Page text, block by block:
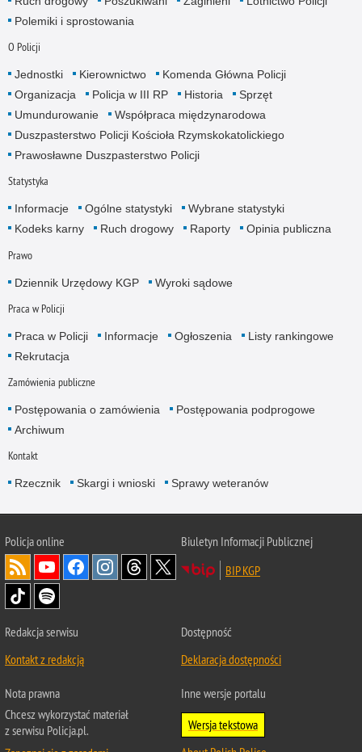
Polemiki i sprostowania
O Policji
Jednostki Kierownictwo
Komenda Główna Policji
Organizacja
Policja w III RP Historia
Sprzęt
Umundurowanie
Współpraca międzynarodowa
Duszpasterstwo Policji Kościoła Rzymskokatolickiego
Prawosławne Duszpasterstwo Policji
Statystyka
Informacje Ogólne statystyki
Wybrane statystyki
Kodeks karny
Ruch drogowy Raporty Opinia publiczna
Prawo
Dziennik Urzędowy KGP Wyroki sądowe
Praca w Policji
Praca w Policji Informacje Ogłoszenia
Listy rankingowe
Rekrutacja
Zamówienia publiczne
Postępowania o zamówienia
Postępowania podprogowe
Archiwum
Kontakt
Rzecznik Skargi i wnioski Sprawy weteranów
Policjaonline
Biuletyn Informacji Publicznej
BIP KGP
Redakcja serwisu
Kontakt z redakcją
Dostępność
Deklaracja dostępności
Nota prawna
Chcesz wykorzystać materiał
z serwisu Policja.pl.
Inne wersje portalu
Wersja tekstowa